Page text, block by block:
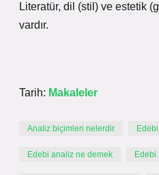
Literatür, dil (stil) ve estetik
vardır.
Tarih: Makaleler
Analiz biçimleri nelerdir
Edebi analiz ne demek Edebi